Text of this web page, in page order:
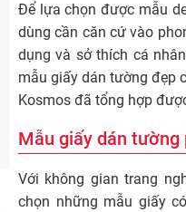
Để lựa chọn được mẫu
dùng cần căn cứ vào
dụng và sở thích cá
mẫu giấy dán tường đẹp
Kosmos đã tổng hợp
Mẫu giấy dán tường
Với không gian trang
chọn những mẫu giấy